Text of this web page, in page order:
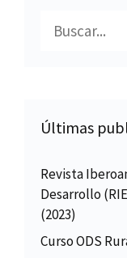
Últimas
Revista
Desarrollo
(2023)
Curso ODS